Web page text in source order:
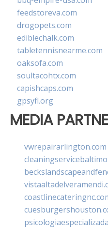
feedstoreva.com
drogopets.com
ediblechalk.com
tabletennisnearme.com
oaksofa.com
soultacohtx.com
capishcaps.com
gpsyfl.org
MEDIA
vwrepairarlington.com